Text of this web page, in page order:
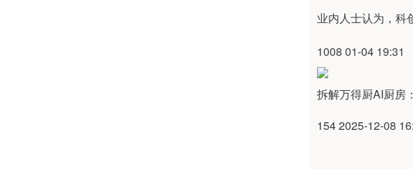
业内人士认为，科
1008 01-04 19:31
拆解万得厨AI厨房
154 2025-12-08